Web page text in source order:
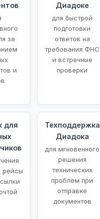
за
и
Диадоке
для быстрой
подготовки
ответов на
требования ФНС
и встречные
проверки
для
рейсы
Техподдержка
Диадока
для мгновенного
решения
технических
проблем при
отправке
документов